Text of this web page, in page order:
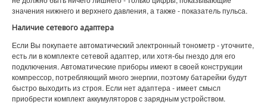
значения нижнего и верхнего давления, а также - показатель пульса.
Наличие сетевого адаптера
Если Вы покупаете автоматический электронный тонометр - уточните,
есть ли в комплекте сетевой адаптер, или хотя-бы гнездо для его
подключения. Автоматические приборы имеют в своей конструкции
компрессор, потребляющий много энергии, поэтому батарейки будут
быстро выходить из строя. Если нет адаптера - имеет смысл
приобрести комплект аккумуляторов с зарядным устройством.